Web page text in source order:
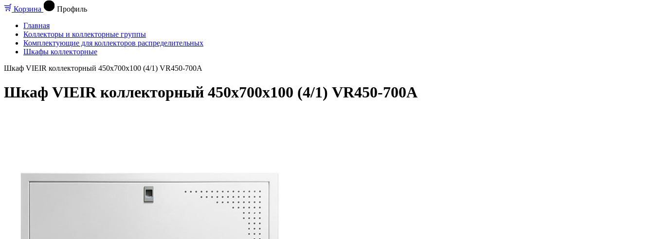
Корзина
Профиль
Главная
Коллекторы и коллекторные группы
Комплектующие для коллекторов распределительных
Шкафы коллекторные
Шкаф VIEIR коллекторный 450х700х100 (4/1) VR450-700A
Шкаф VIEIR коллекторный 450х700х100 (4/1) VR450-700A